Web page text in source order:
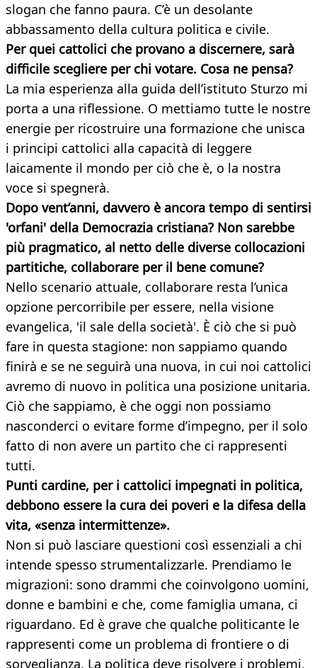
slogan che fanno paura. C’è un desolante
abbassamento della cultura politica e civile.
Per quei cattolici che provano a discernere, sarà
difficile scegliere per chi votare. Cosa ne pensa?
La mia esperienza alla guida dell’istituto Sturzo mi
porta a una riflessione. O mettiamo tutte le nostre
energie per ricostruire una formazione che unisca
i principi cattolici alla capacità di leggere
laicamente il mondo per ciò che è, o la nostra
voce si spegnerà.
Dopo vent’anni, davvero è ancora tempo di sentirsi
'orfani' della Democrazia cristiana? Non sarebbe
più pragmatico, al netto delle diverse collocazioni
partitiche, collaborare per il bene comune?
Nello scenario attuale, collaborare resta l’unica
opzione percorribile per essere, nella visione
evangelica, 'il sale della società'. È ciò che si può
fare in questa stagione: non sappiamo quando
finirà e se ne seguirà una nuova, in cui noi cattolici
avremo di nuovo in politica una posizione unitaria.
Ciò che sappiamo, è che oggi non possiamo
nasconderci o evitare forme d’impegno, per il solo
fatto di non avere un partito che ci rappresenti
tutti.
Punti cardine, per i cattolici impegnati in politica,
debbono essere la cura dei poveri e la difesa della
vita, «senza intermittenze».
Non si può lasciare questioni così essenziali a chi
intende spesso strumentalizzarle. Prendiamo le
migrazioni: sono drammi che coinvolgono uomini,
donne e bambini e che, come famiglia umana, ci
riguardano. Ed è grave che qualche politicante le
rappresenti come un problema di frontiere o di
sorveglianza. La politica deve risolvere i problemi,